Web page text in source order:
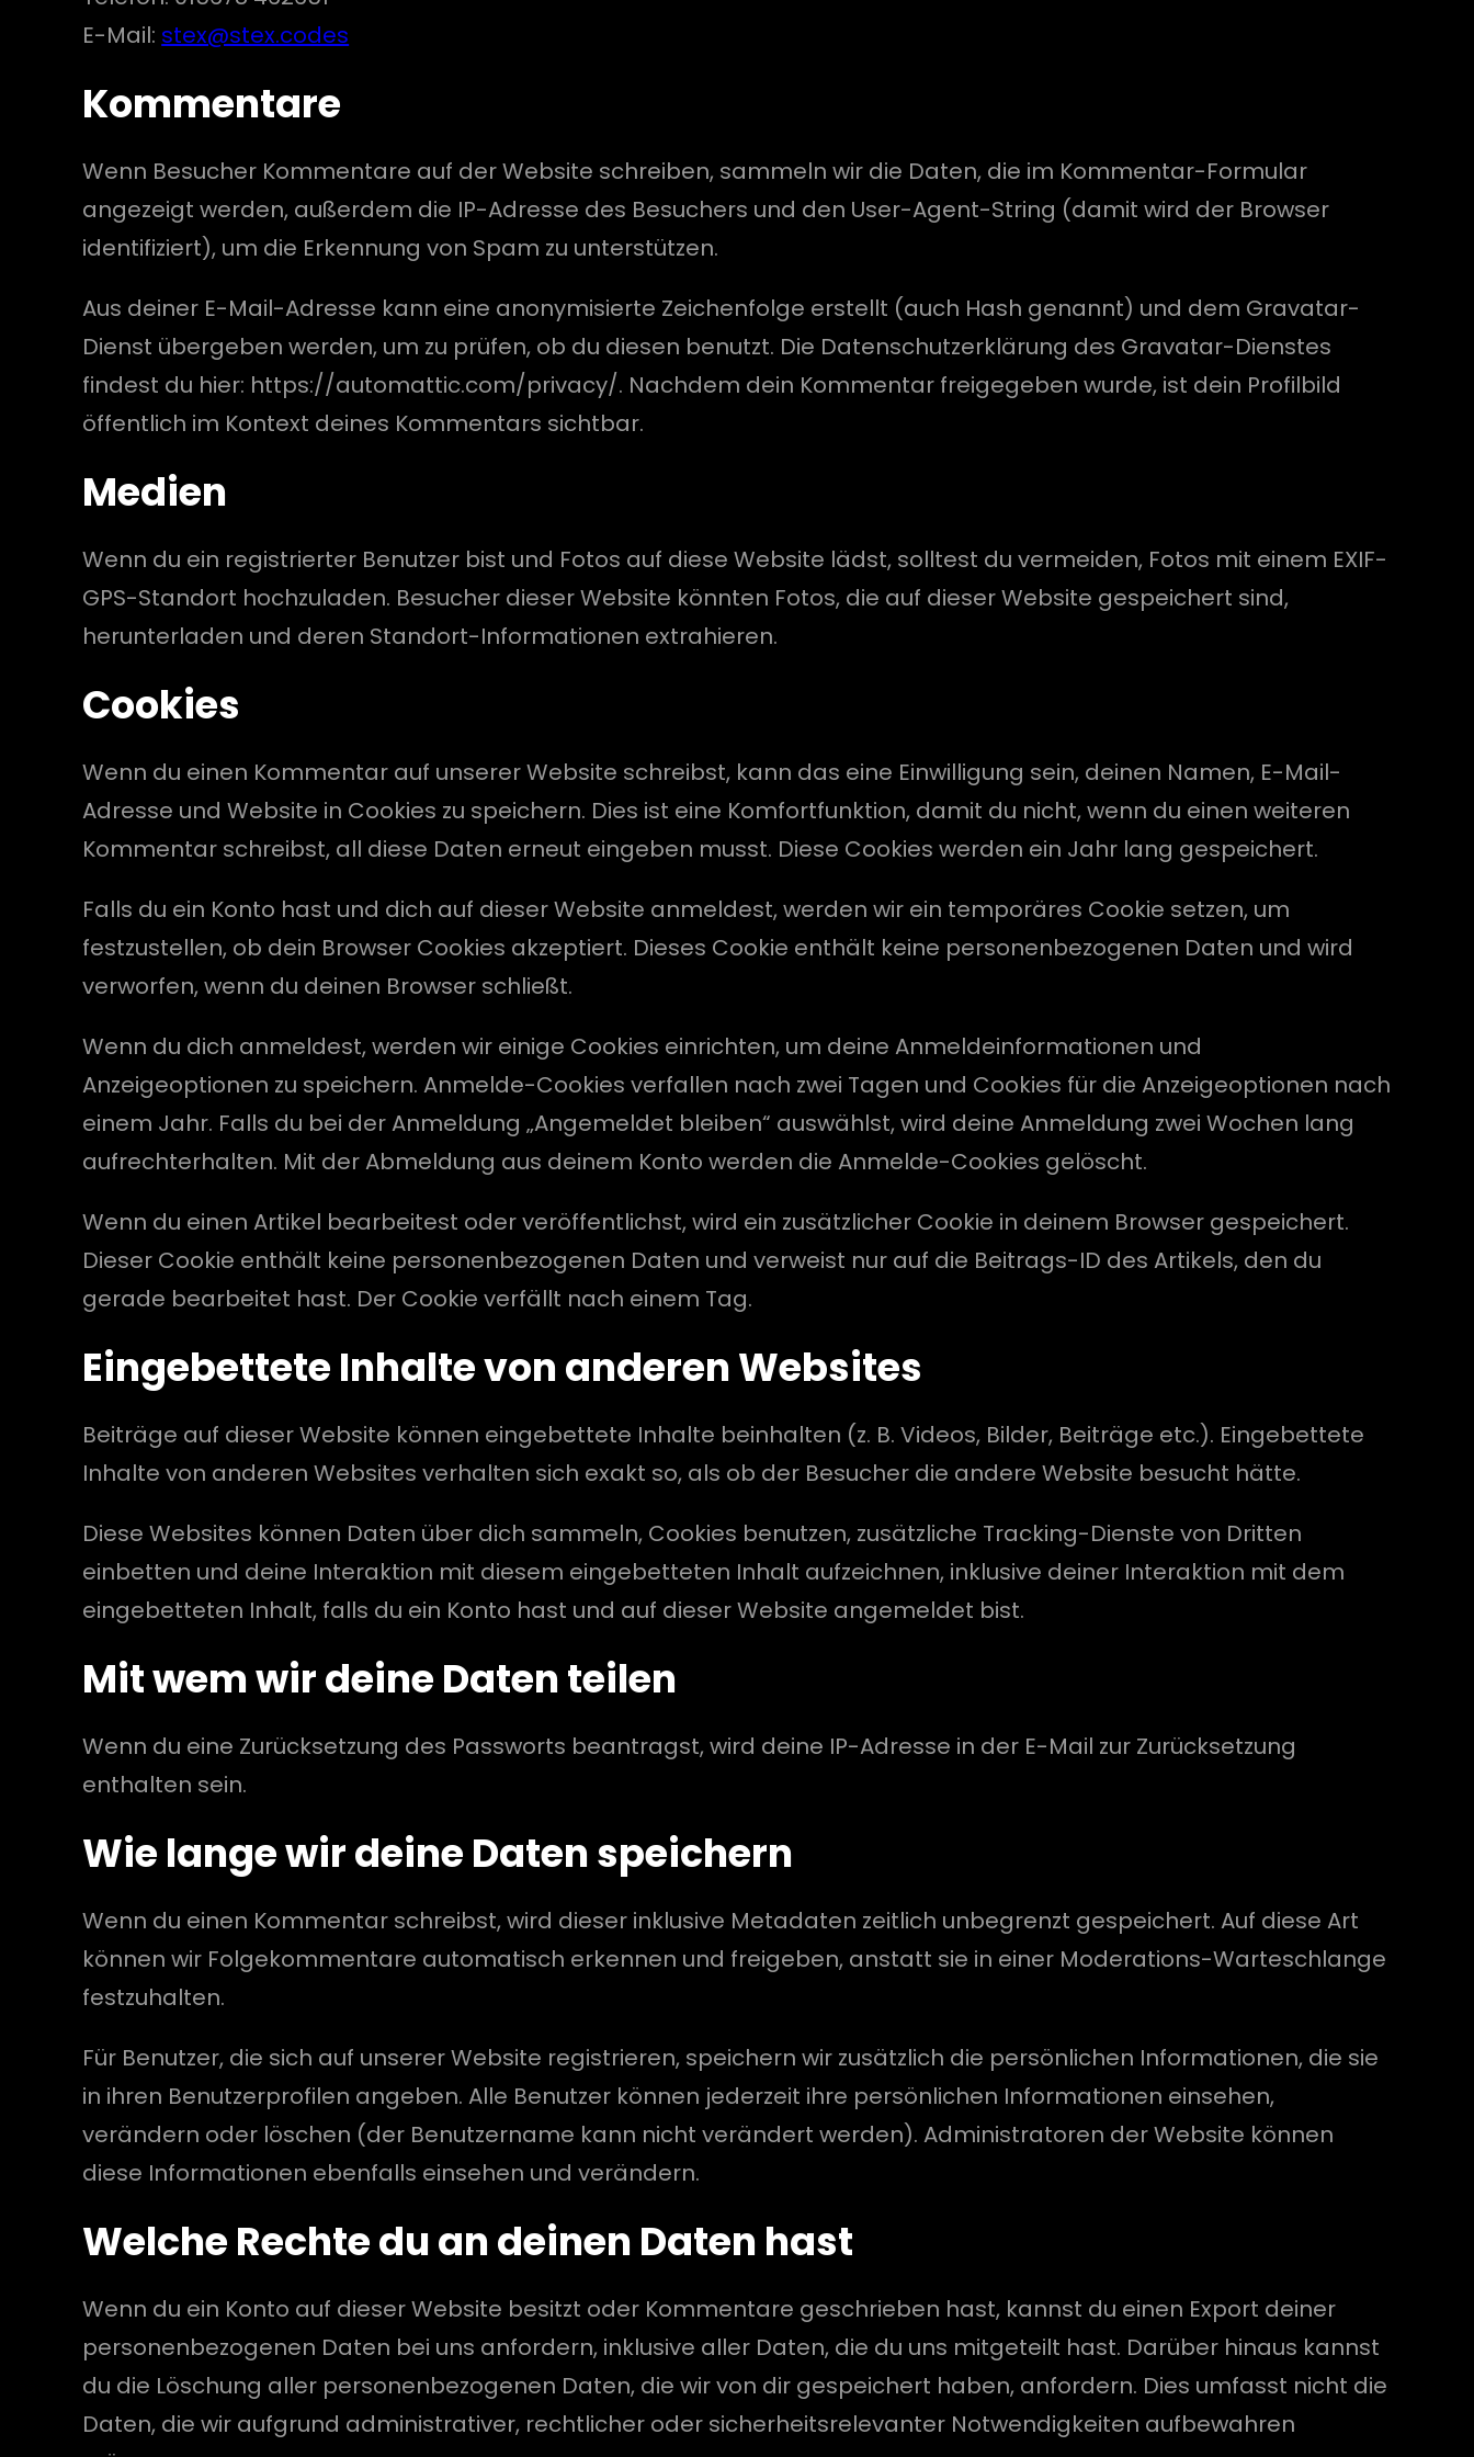
E-Mail: stex@stex.codes
Kommentare
Wenn Besucher Kommentare auf der Website schreiben, sammeln wir die Daten, die im Kommentar-Formular
angezeigt werden, außerdem die IP-Adresse des Besuchers und den User-Agent-String (damit wird der Browser
identifiziert), um die Erkennung von Spam zu unterstützen.
Aus deiner E-Mail-Adresse kann eine anonymisierte Zeichenfolge erstellt (auch Hash genannt) und dem Gravatar-
Dienst übergeben werden, um zu prüfen, ob du diesen benutzt. Die Datenschutzerklärung des Gravatar-Dienstes
findest du hier: https://automattic.com/privacy/. Nachdem dein Kommentar freigegeben wurde, ist dein Profilbild
öffentlich im Kontext deines Kommentars sichtbar.
Medien
Wenn du ein registrierter Benutzer bist und Fotos auf diese Website lädst, solltest du vermeiden, Fotos mit einem EXIF-
GPS-Standort hochzuladen. Besucher dieser Website könnten Fotos, die auf dieser Website gespeichert sind,
herunterladen und deren Standort-Informationen extrahieren.
Cookies
Wenn du einen Kommentar auf unserer Website schreibst, kann das eine Einwilligung sein, deinen Namen, E-Mail-
Adresse und Website in Cookies zu speichern. Dies ist eine Komfortfunktion, damit du nicht, wenn du einen weiteren
Kommentar schreibst, all diese Daten erneut eingeben musst. Diese Cookies werden ein Jahr lang gespeichert.
Falls du ein Konto hast und dich auf dieser Website anmeldest, werden wir ein temporäres Cookie setzen, um
festzustellen, ob dein Browser Cookies akzeptiert. Dieses Cookie enthält keine personenbezogenen Daten und wird
verworfen, wenn du deinen Browser schließt.
Wenn du dich anmeldest, werden wir einige Cookies einrichten, um deine Anmeldeinformationen und
Anzeigeoptionen zu speichern. Anmelde-Cookies verfallen nach zwei Tagen und Cookies für die Anzeigeoptionen nach
einem Jahr. Falls du bei der Anmeldung „Angemeldet bleiben“ auswählst, wird deine Anmeldung zwei Wochen lang
aufrechterhalten. Mit der Abmeldung aus deinem Konto werden die Anmelde-Cookies gelöscht.
Wenn du einen Artikel bearbeitest oder veröffentlichst, wird ein zusätzlicher Cookie in deinem Browser gespeichert.
Dieser Cookie enthält keine personenbezogenen Daten und verweist nur auf die Beitrags-ID des Artikels, den du
gerade bearbeitet hast. Der Cookie verfällt nach einem Tag.
Eingebettete Inhalte von anderen Websites
Beiträge auf dieser Website können eingebettete Inhalte beinhalten (z. B. Videos, Bilder, Beiträge etc.). Eingebettete
Inhalte von anderen Websites verhalten sich exakt so, als ob der Besucher die andere Website besucht hätte.
Diese Websites können Daten über dich sammeln, Cookies benutzen, zusätzliche Tracking-Dienste von Dritten
einbetten und deine Interaktion mit diesem eingebetteten Inhalt aufzeichnen, inklusive deiner Interaktion mit dem
eingebetteten Inhalt, falls du ein Konto hast und auf dieser Website angemeldet bist.
Mit wem wir deine Daten teilen
Wenn du eine Zurücksetzung des Passworts beantragst, wird deine IP-Adresse in der E-Mail zur Zurücksetzung
enthalten sein.
Wie lange wir deine Daten speichern
Wenn du einen Kommentar schreibst, wird dieser inklusive Metadaten zeitlich unbegrenzt gespeichert. Auf diese Art
können wir Folgekommentare automatisch erkennen und freigeben, anstatt sie in einer Moderations-Warteschlange
festzuhalten.
Für Benutzer, die sich auf unserer Website registrieren, speichern wir zusätzlich die persönlichen Informationen, die sie
in ihren Benutzerprofilen angeben. Alle Benutzer können jederzeit ihre persönlichen Informationen einsehen,
verändern oder löschen (der Benutzername kann nicht verändert werden). Administratoren der Website können
diese Informationen ebenfalls einsehen und verändern.
Welche Rechte du an deinen Daten hast
Wenn du ein Konto auf dieser Website besitzt oder Kommentare geschrieben hast, kannst du einen Export deiner
personenbezogenen Daten bei uns anfordern, inklusive aller Daten, die du uns mitgeteilt hast. Darüber hinaus kannst
du die Löschung aller personenbezogenen Daten, die wir von dir gespeichert haben, anfordern. Dies umfasst nicht die
Daten, die wir aufgrund administrativer, rechtlicher oder sicherheitsrelevanter Notwendigkeiten aufbewahren